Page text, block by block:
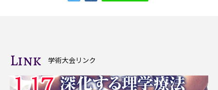
Link 学術大会リンク